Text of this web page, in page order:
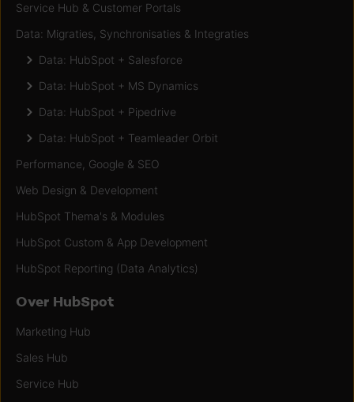
Service Hub & Customer Portals
Data: Migraties, Synchronisaties & Integraties
Data: HubSpot + Salesforce
Data: HubSpot + MS Dynamics
Data: HubSpot + Pipedrive
Data: HubSpot + Teamleader Orbit
Performance, Google & SEO
Web Design & Development
HubSpot Thema's & Modules
HubSpot Custom & App Development
HubSpot Reporting (Data Analytics)
Over HubSpot
Marketing Hub
Sales Hub
Service Hub